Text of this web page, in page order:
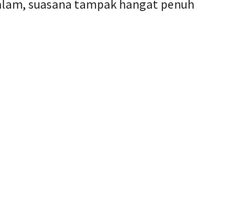
suasana tampak hangat penuh